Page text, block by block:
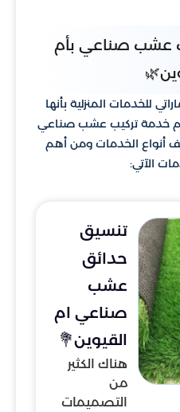
عشب صناعي بأم
للخدمات المنزلية بأنها
خدمة تركيب عشب صناعي
أنواع الخدمات ومن أهم
الآتي:
تنسيق
حدائق
عشب
صناعي ام
القيوين💐
هناك الكثير
من
التصميمات